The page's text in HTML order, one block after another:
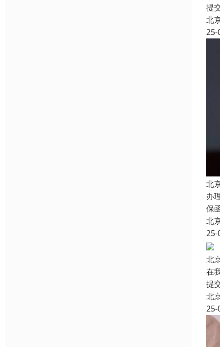
提
北
25-
北
办
保
北
25-
北
在
提
北
25-